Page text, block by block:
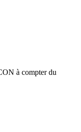
à compter du